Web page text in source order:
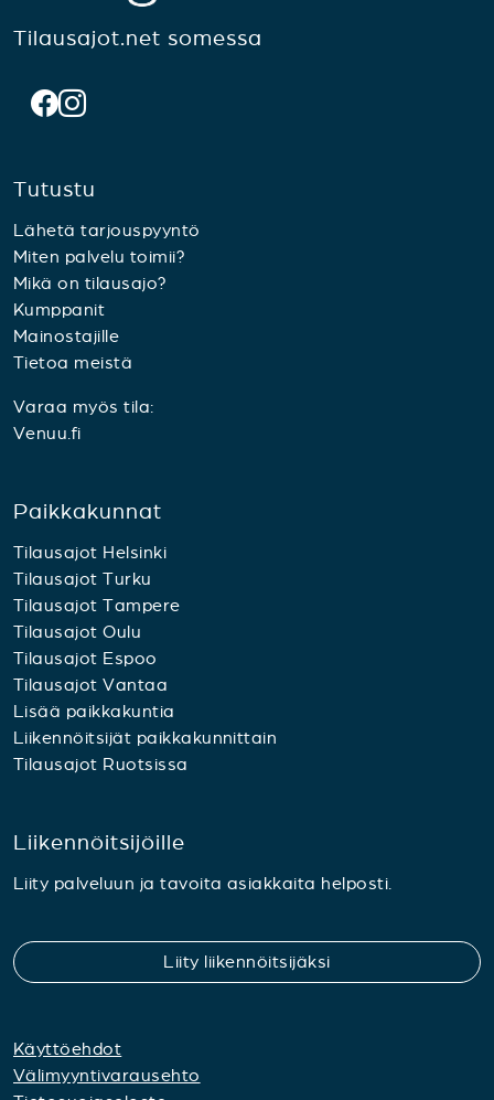
Tilausajot.net somessa
Tutustu
Lähetä tarjouspyyntö
Miten palvelu toimii?
Mikä on tilausajo?
Kumppanit
Mainostajille
Tietoa meistä
Varaa myös tila:
Venuu.fi
Paikkakunnat
Tilausajot Helsinki
Tilausajot Turku
Tilausajot Tampere
Tilausajot Oulu
Tilausajot Espoo
Tilausajot Vantaa
Lisää paikkakuntia
Liikennöitsijät paikkakunnittain
Tilausajot Ruotsissa
Liikennöitsijöille
Liity palveluun ja tavoita asiakkaita helposti.
Liity liikennöitsijäksi
Käyttöehdot
Välimyyntivarausehto